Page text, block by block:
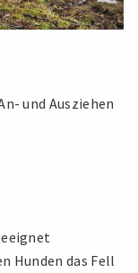
und Ausziehen
Hunden das Fell